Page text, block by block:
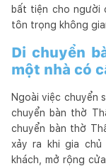
bất tiện cho người
tôn trọng không
Di chuyển
một nhà có
Ngoài việc chuyển
chuyển bàn thờ
chuyển bàn thờ
xảy ra khi gia
khách, mở rộng